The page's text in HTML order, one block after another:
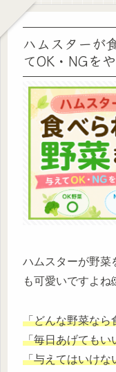
ハムスターが
てOK・NGを
ハムスターが野菜
も可愛いですよね
「どんな野菜なら
「毎日あげてもい
「与えてはいけな